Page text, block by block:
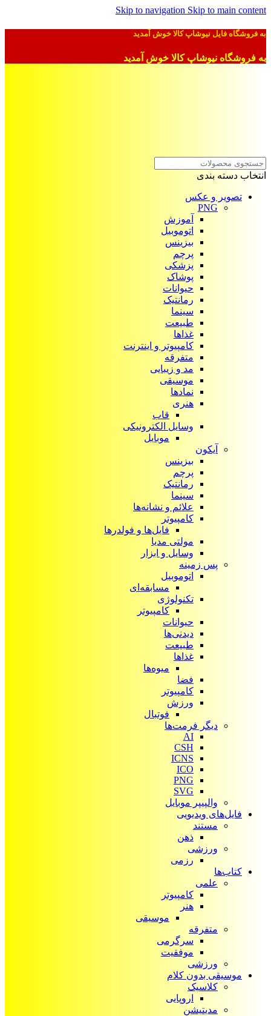
Skip to navigation Skip to main content
به فروشگاه فایل نیوشاپ کالا خوش آمدید
به فروشگاه نیوشاپ کالا خوش آمدید
انتخاب دسته بندی
تصویر و عکس
PNG
آموزش
اتوموبیل
بیزینس
پرچم
پزشکی
پوشاک
حیوانات
رمانتیک
سینما
طبیعت
غذاها
کامپیوتر و اینترنت
متفرقه
مد و زیبایی
موسیقی
نمادها
هنری
قاب
وسایل الکترونیکی
موبایل
آیکون‌
بیزینس
پرچم
رمانتیک
سینما
علائم و نشانه‌ها
کامپیوتر
فایل‌ها و فولدرها
مولتی مدیا
وسایل و ابزار
پس زمینه
اتوموبیل
مسابقه‌ای
تکنولوژی
کامپیوتر
حیوانات
دیدنی‌ها
طبیعت
غذاها
میوه‌ها
فضا
کامپیوتر
ورزش
فوتبال
دیگر فرمت‌ها
AI
CSH
ICNS
ICO
PNG
SVG
والپیپر موبایل
فایل‌های ویدیویی
مستند
ذهن
ورزشی
رزمی
کتاب‌ها
علمی
کامپیوتر
هنر
موسیقی
متفرقه
سرگرمی
موفقیت
ورزشی
موسیقی بدون کلام
کلاسیک
اروپایی
مدیتیشن